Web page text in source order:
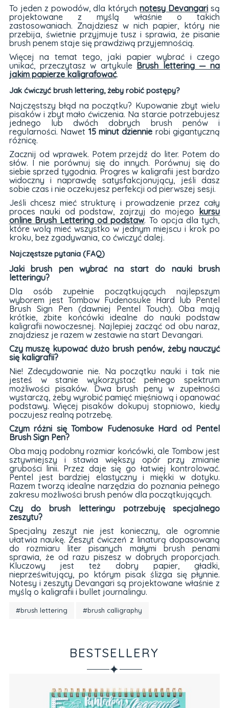
To jeden z powodów, dla którychnotesy Devangari są
projektowane z myślą właśnie o takich
zastosowaniach. Znajdziesz w nich papier, który nie
przebija, świetnie przyjmuje tusz i sprawia, że pisanie
brush penem staje się prawdziwą przyjemnością.
Więcej na temat tego, jaki papier wybrać i czego
unikać, przeczytasz w artykule Brush lettering — na
jakim papierze kaligrafować.
Jak ćwiczyć brush lettering, żeby robić postępy?
Najczęstszy błąd na początku? Kupowanie zbyt wielu
pisaków i zbyt mało ćwiczenia. Na starcie potrzebujesz
jednego lub dwóch dobrych brush penów i
regularności. Nawet 15 minut dziennie robi gigantyczną
różnicę.
Zacznij od wprawek. Potem przejdź do liter. Potem do
słów. I nie porównuj się do innych. Porównuj się do
siebie sprzed tygodnia. Progres w kaligrafii jest bardzo
widoczny i naprawdę satysfakcjonujący, jeśli dasz
sobie czas i nie oczekujesz perfekcji od pierwszej sesji.
Jeśli chcesz mieć strukturę i prowadzenie przez cały
proces nauki od podstaw, zajrzyj do mojego kursu
online Brush Lettering od podstaw. To opcja dla tych,
które wolą mieć wszystko w jednym miejscu i krok po
kroku, bez zgadywania, co ćwiczyć dalej.
Najczęstsze pytania (FAQ)
Jaki brush pen wybrać na start do nauki brush
letteringu?
Dla osób zupełnie początkujących najlepszym
wyborem jest Tombow Fudenosuke Hard lub Pentel
Brush Sign Pen (dawniej Pentel Touch). Oba mają
krótkie, zbite końcówki idealne do nauki podstaw
kaligrafii nowoczesnej. Najlepiej zacząć od obu naraz,
znajdziesz je razem w zestawie na start Devangari.
Czy muszę kupować dużo brush penów, żeby nauczyć
się kaligrafii?
Nie! Zdecydowanie nie. Na początku nauki i tak nie
jesteś w stanie wykorzystać pełnego spektrum
możliwości pisaków. Dwa brush peny w zupełności
wystarczą, żeby wyrobić pamięć mięśniową i opanować
podstawy. Więcej pisaków dokupuj stopniowo, kiedy
poczujesz realną potrzebę.
Czym różni się Tombow Fudenosuke Hard od Pentel
Brush Sign Pen?
Oba mają podobny rozmiar końcówki, ale Tombow jest
sztywniejszy i stawia większy opór przy zmianie
grubości linii. Przez daje się go łatwiej kontrolować.
Pentel jest bardziej elastyczny i miękki w dotyku.
Razem tworzą idealne narzędzia do poznania pełnego
zakresu możliwości brush penów dla początkujących.
Czy do brush letteringu potrzebuję specjalnego
zeszytu?
Specjalny zeszyt nie jest konieczny, ale ogromnie
ułatwia naukę. Zeszyt ćwiczeń z linaturą dopasowaną
do rozmiaru liter pisanych małymi brush penami
sprawia, że od razu piszesz w dobrych proporcjach.
Kluczowy jest też dobry papier, gładki,
nieprześwitujący, po którym pisak ślizga się płynnie.
Notesy i zeszyty Devangari są projektowane właśnie z
myślą o kaligrafii i bullet journalingu.
#brush lettering #brush calligraphy
BESTSELLERY
✦